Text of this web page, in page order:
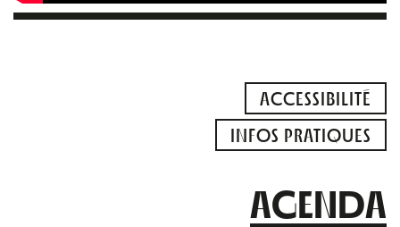
ACCESSIBILITÉ
INFOS PRATIQUES
AGENDA